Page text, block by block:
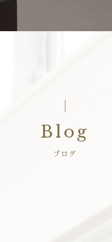
Blog
ブログ